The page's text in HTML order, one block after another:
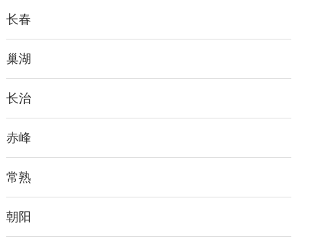
长春
巢湖
长治
赤峰
常熟
朝阳